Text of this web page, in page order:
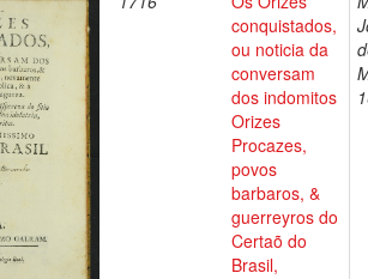
conquistados,
ou noticia da
conversam
dos indomitos
Orizes
Procazes,
povos
barbaros, &
guerreyros do
Certaõ do
Brasil,